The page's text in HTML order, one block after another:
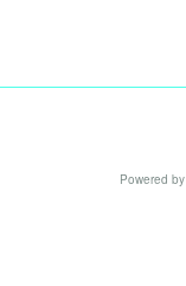
Powered by